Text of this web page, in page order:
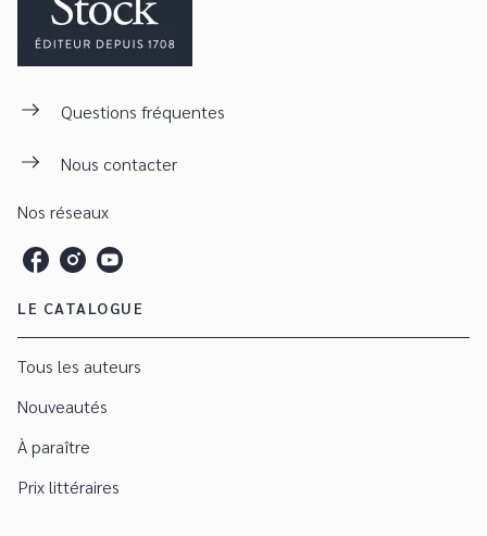
Questions fréquentes
Nous contacter
Nos réseaux
LE CATALOGUE
Tous les auteurs
Nouveautés
À paraître
Prix littéraires